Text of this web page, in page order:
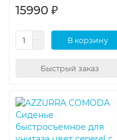
15990 ₽
В корзину
Быстрый заказ